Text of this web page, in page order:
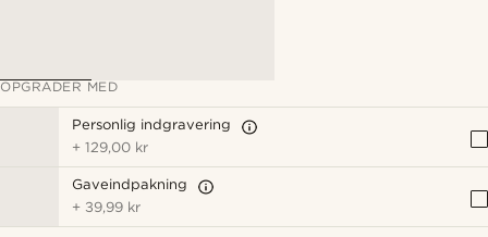
OPGRADER MED
Personlig indgravering
+129,00 kr
Gaveindpakning
+ 39,99 kr